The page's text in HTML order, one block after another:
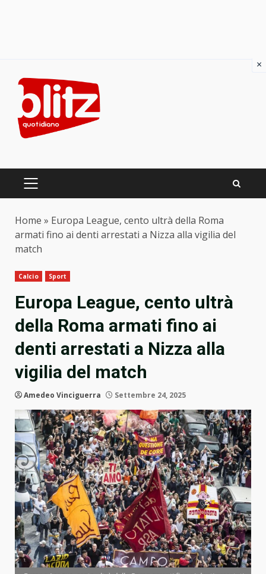
content
PRIMARY
Home » Europa League, cento ultrà della Roma
armati fino ai denti arrestati a Nizza alla vigilia del
match
Calcio Sport
Europa League, cento ultrà
della Roma armati fino ai
denti arrestati a Nizza alla
vigilia del match
Amedeo Vinciguerra Settembre 24, 2025
×